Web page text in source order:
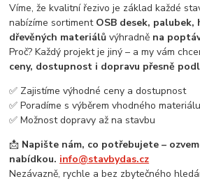
Víme, že kvalitní řezivo je základ každé
nabízíme sortiment OSB desek,
dřevěných materiálů výhradně na
Proč? Každý projekt je jiný – a my vám
ceny, dostupnost i dopravu přesně
✅ Zajistíme výhodné ceny a dostupnost
✅ Poradíme s výběrem vhodného materiálu
✅ Možnost dopravy až na stavbu
📩 Napište nám, co potřebujete –
nabídkou. info@stavbydas.cz
Nezávazně, rychle a bez zbytečného